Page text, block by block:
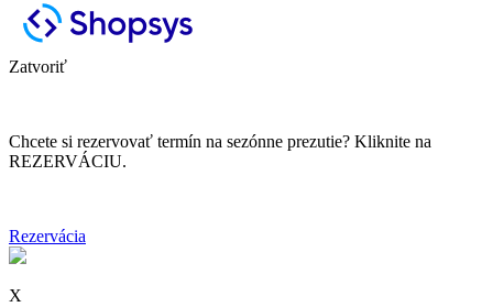
Zatvoriť
Chcete si rezervovať termín na sezónne prezutie? Kliknite na
REZERVÁCIU.
Rezervácia
X